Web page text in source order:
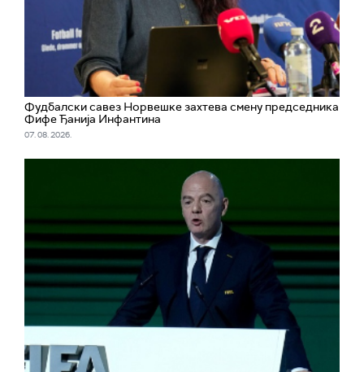
Фудбалски савез Норвешке захтева смену председника
Фифе Ђанија Инфантина
07. 08. 2026.